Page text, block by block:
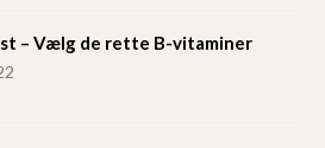
– Vælg de rette B-vitaminer